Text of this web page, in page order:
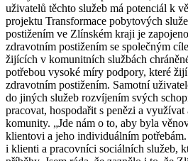
uživatelů těchto služeb má potenciál k
projektu Transformace pobytových
postižením ve Zlínském kraji je
zdravotním postižením se společným
žijících v komunitních službách
potřebou vysoké míry podpory, které
zdravotním postižením. Samotní
do jiných služeb rozvíjením svých
pracovat, hospodařit s penězi a
komunity. „Jde nám o to, aby byla
klientovi a jeho individuálním
i klienti a pracovníci sociálních služeb,